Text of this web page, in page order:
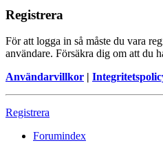
Registrera
För att logga in så måste du vara
användare. Försäkra dig om att du
Användarvillkor |
Registrera
Forumindex